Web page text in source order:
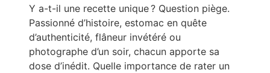
Y a-t-il une recette unique ? Question piège.
Passionné d’histoire, estomac en quête
d’authenticité, flâneur invétéré ou
photographe d’un soir, chacun apporte sa
dose d’inédit. Quelle importance de rater un